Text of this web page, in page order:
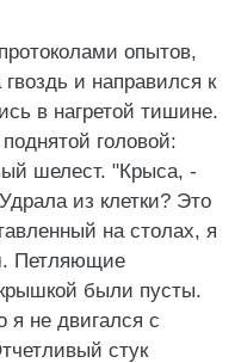
опытов,
и направился к
в нагретой тишине.
головой:
шелест. "Крыса, -
из клетки? Это
на столах, я
Петляющие
были пусты.
я не двигался с
стук